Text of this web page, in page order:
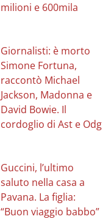
milioni e 600mila
Giornalisti: è morto
Simone Fortuna,
raccontò Michael
Jackson, Madonna e
David Bowie. Il
cordoglio di Ast e Odg
Guccini, l’ultimo
saluto nella casa a
Pavana. La figlia:
“Buon viaggio babbo”